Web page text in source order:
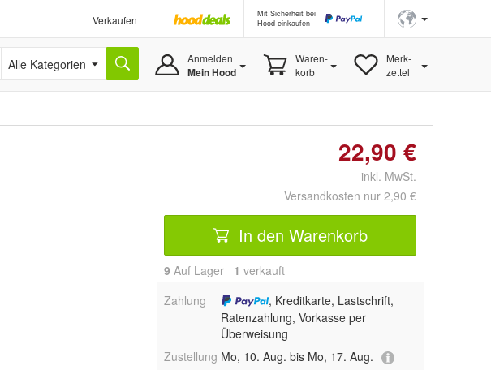
Verkaufen
Mit Sicherheit bei
Hood einkaufen
Alle Kategorien Anmelden
Mein Hood
Waren-
korb
Merk-
zettel
22,90 €
inkl. MwSt.
Versandkosten nur 2,90 €
In den Warenkorb
9 Auf Lager 1 verkauft
Zahlung
, Kreditkarte, Lastschrift,
Ratenzahlung, Vorkasse per
Überweisung
Zustellung Mo, 10. Aug. bis Mo, 17. Aug.